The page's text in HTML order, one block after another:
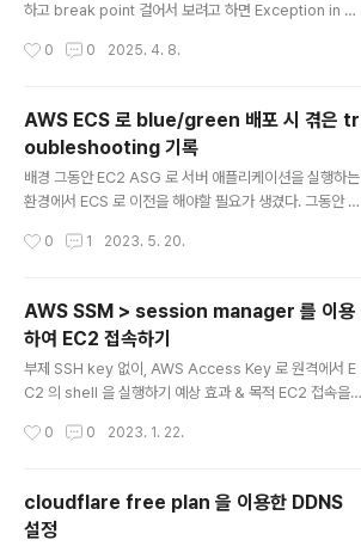
하고 break point 걸어서 보려고 하면 Exception in D
ADF) 이런 오류가 발생하면서 안 되는 경우가 있다. 해결
구성돼 있는 것을 single process 로 동작하도록 구성하
면 해결이 된다. 원인puma 가 multi processes 모드
(a.k.a. cluster mode)로 실행되면 [38032] * Mast
er PID: 38032[38032] - Worker 2 (PID: 38156) b
0 0 2025. 4. 8.
AWS ECS 로 blue/green 배포 시 겪은 tr
oubleshooting 기록
배경 그동안 EC2 ASG 로 서버 애플리케이션을 실행하는
환경에서 ECS 로 이전을 해야할 필요가 생겼다. 그동안 처
던 서비스를 ECS 로 이전해본 경험이 많이 있었는데 유독
전에 ECS Fargate 가 아닌 ECS on EC2 를 사용하고 있
다. ECS 의 capacity provider 는 두 종류의 architect
ure(amd, arm)를 지원하기 위해 두 개가 구성돼있다. E
CS cluster 용 EC2 instance 에는 ecs agent 의 설정
있는 상..
0 1 2023. 5. 20.
AWS SSM > session manager 를 이용
하여 EC2 접속하기
부제 SSH key 없이, AWS Access Key 로 원격에서 E
C2 의 shell 을 실행하기 예상 효과 & 목적 EC2 접속을
생산성 향상 새로운 팀원에게 SSH Key 를 발급해주거나,
라 담당자의 생산성을 저하시키는 업무가 될 수 있음 Basti
on 서버를 따로 운영하지 않아도 됨 같은 망이 아닌, 원격
0 0 2023. 1. 22.
cloudflare free plan 을 이용한 DDNS
설정